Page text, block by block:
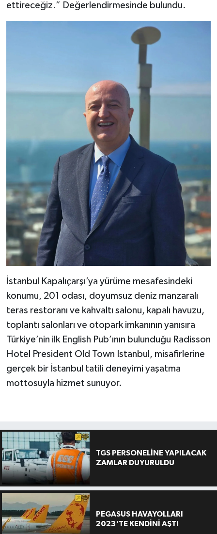
ettireceğiz.” Değerlendirmesinde bulundu.
İstanbul Kapalıçarşı’ya yürüme mesafesindeki
konumu, 201 odası, doyumsuz deniz manzaralı
teras restoranı ve kahvaltı salonu, kapalı havuzu,
toplantı salonları ve otopark imkanının yanısıra
Türkiye’nin ilk English Pub’ının bulunduğu Radisson
Hotel President Old Town Istanbul, misafirlerine
gerçek bir İstanbul tatili deneyimi yaşatma
mottosuyla hizmet sunuyor.
TGS PERSONELİNE YAPILACAK
ZAMLAR DUYURULDU
PEGASUS HAVAYOLLARI
2023'TE KENDİNİ AŞTI